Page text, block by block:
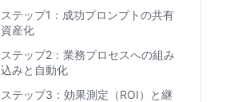
ステップ1：成功プロンプトの共有
資産化
ステップ2：業務プロセスへの組み
込みと自動化
ステップ3：効果測定（ROI）と継